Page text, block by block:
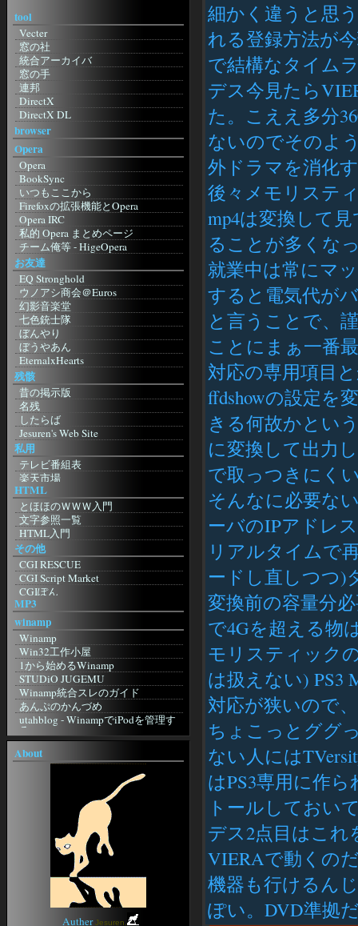
細かく違うと思
れる登録方法が
で結構なタイム
デス今見たら
た。こええ多分
ないのでそのよ
外ドラマを消化
後々メモリステ
mp4は変換して
ることが多くな
就業中は常にマ
すると電気代が
と言うことで、
ことにまぁ一番
対応の専用項目
ffdshowの設定を
きる何故かとい
に変換して出力
で取っつきにく
そんなに必要な
ーバのIPアドレ
リアルタイムで
ードし直しつつ)
変換前の容量分
で4Gを超える物
モリスティック
は扱えない) PS3
対応が狭いので
ちょこっとググ
ない人には
はPS3専用に作ら
トールしておい
デス2点目はこれ
VIERAで動くの
機器も行けるん
ぽい。DVD準拠
tool
Vecter
窓の社
統合アーカイバ
窓の手
連邦
DirectX
DirectX DL
ねこみみの世を忍ぶ仮のHP
紙 2001
IM
MSN メッセンジャー
MSN メッセ ガイド
Regnessem
Miranda
み～ちゃんのICQ
Skype
Instant Messenger Club
辞書
Goo
Infoseek
ドライバ
超ドライバリンク集
Nvidia
ATI
Intel
browser
Opera
Opera
BookSync
いつもここから
Firefoxの拡張機能とOpera
Opera IRC
私的 Opera まとめページ
チーム俺等 - HigeOpera
Opera The Fastest Browser on Earth
Wandering Linux 5-3 (Opera
Entrance Page)
MoonStone'S Laboratory
Shishimushi
A blog? with Σαιτω
Choose Opera 日本支部
Kuruman Log - by Kuruma
Mozilla
Mozilla Japan
もじら組
Firefoxまとめサイト
Netscape Japan
Netscape.com
Camino. Mozilla Power, Mac Style
Safari
Bagel
etc
Browser.js
タブブラウザ推奨委員会
Sleipnir
Sylera
Lynx
影鷹
Amaya
Lite
JBrowser
お友達
EQ Stronghold
ウノアシ商会＠Euros
幻影音楽堂
七色銃士隊
ぼんやり
ぼうやあん
EternalxHearts
兵糧攻め
明日もきっと晴れ！
SolomonHeadQuaters
蛙猫子之首頁
アサの夢
giddous moon
ホテル降魔殿
銀天盤
Rpu.Net
お友達blog
RETSUDEN
跡 地
がらくた館跡地
特に意味もなく
Imitation Flowers：日記
ぎほたるしんちゃん
KUNSTMUSEUM
良い子のジャポニカ日記帳
☆美幼女の日記帳・３☆
桃色蜥蜴日記
三日坊主克服日記
似非勇者の隠れ家
良い子のジャポニカ日記帳
ふにふに
ARUPU
Ownerの外部Log
六角軍記
無人の家で発見された手記
blizzardの日記
おはようから おやすみまで 己を見
ジャコウネコの棲む森
ぼんやりweblog
ぼうやあんweblog
残骸
昔の掲示版
名残
したらば
Jesuren's Web Site
私用
テレビ番組表
楽天市場
楽天アフィリエイト
amazon.co.jp
NetMile
WebMoney
eBOOK・OFF
Domino's Pizza
すかいらーく
HTML
とほほのＷＷＷ入門
文字参照一覧
HTML入門
その他
CGI RESCUE
CGI Script Market
CGIぽん
Going My Way
ImageCanvas
KENT WEB
MAKOTO3.NET
Mini CGI
WonderLink【CGI配布サイト】
ぴんぽんすくりぷと
インターネット＆CGI入門講座
個人掲示板 powered by teacup.
研究室☆
CGI・Perl入門
FLASH DESIGN WILL
TrendMicro
WindowsFAQ
MP3
winamp
Winamp
Win32工作小屋
1から始めるWinamp
STUDiO JUGEMU
Winamp統合スレのガイド
あんぷのかんづめ
utahblog - WinampでiPodを管理す
る
foobar2000
foobar2000
駄歌詞屋本舗
午後のこ～だ
Anison Generation -アニソン ジェ
ネレーション-
アニソン★歌詞検索
About
AutherJesuren.